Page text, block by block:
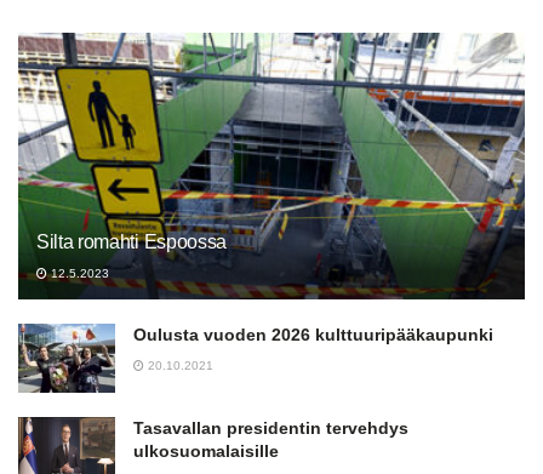
Silta romahti Espoossa
12.5.2023
Oulusta vuoden 2026 kulttuuripääkaupunki
20.10.2021
Tasavallan presidentin tervehdys
ulkosuomalaisille